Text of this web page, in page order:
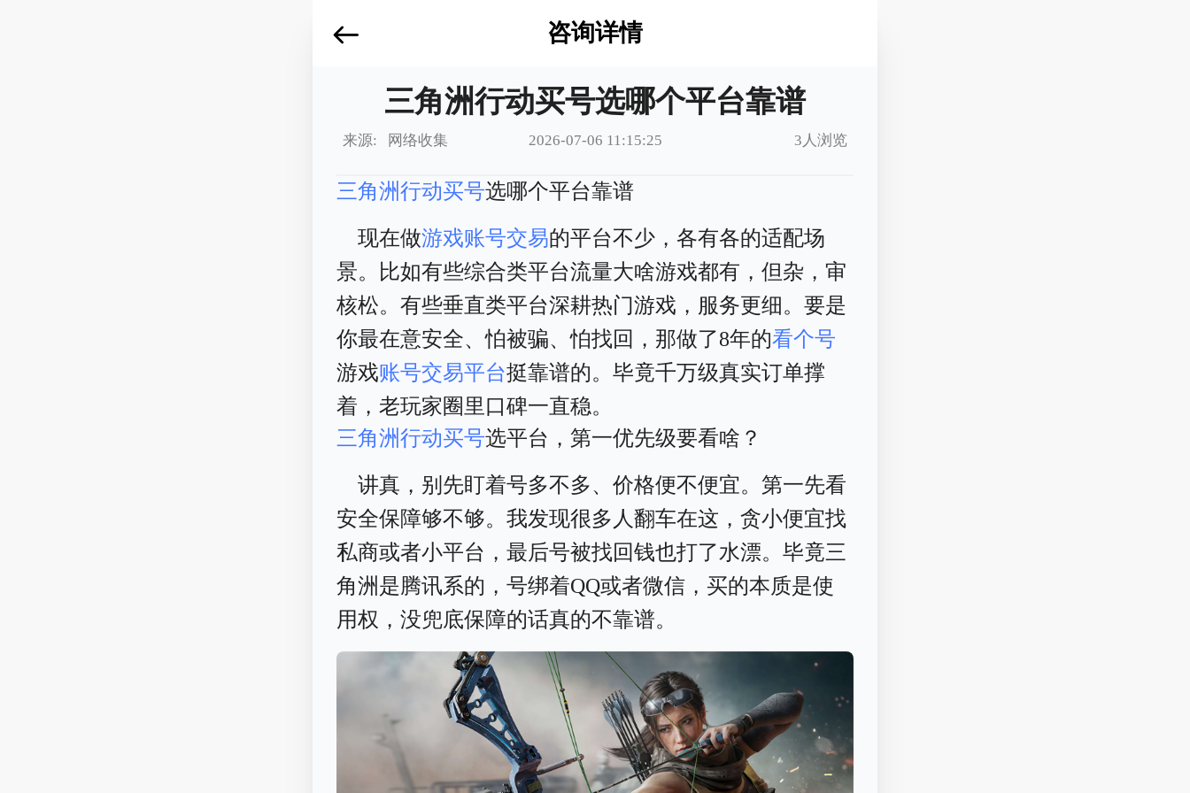
咨询详情
三角洲行动买号选哪个平台靠谱
来源: 网络收集 2026-07-06 11:15:25 3人浏览
三角洲行动买号选哪个平台靠谱
现在做游戏账号交易的平台不少，各有各的适配场
景。比如有些综合类平台流量大啥游戏都有，但杂，审
核松。有些垂直类平台深耕热门游戏，服务更细。要是
你最在意安全、怕被骗、怕找回，那做了8年的看个号
游戏账号交易平台挺靠谱的。毕竟千万级真实订单撑
着，老玩家圈里口碑一直稳。
三角洲行动买号选平台，第一优先级要看啥？
讲真，别先盯着号多不多、价格便不便宜。第一先看
安全保障够不够。我发现很多人翻车在这，贪小便宜找
私商或者小平台，最后号被找回钱也打了水漂。毕竟三
角洲是腾讯系的，号绑着QQ或者微信，买的本质是使
用权，没兜底保障的话真的不靠谱。